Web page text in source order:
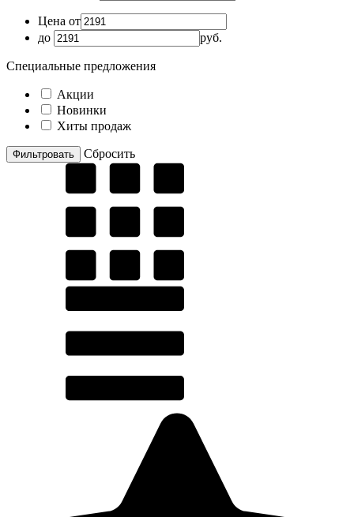
Цена от
до
руб.
Специальные предложения
Акции
Новинки
Хиты продаж
Cбросить